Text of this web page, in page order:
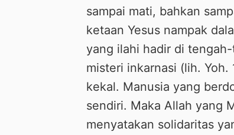
sampai mati, bahkan
ketaan Yesus nampak
yang ilahi hadir di
misteri inkarnasi (lih. Yoh.
kekal. Manusia yang
sendiri. Maka Allah yang
menyatakan solidaritas